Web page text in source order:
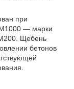
при
― марки
Щебень
бетонов